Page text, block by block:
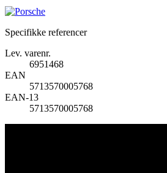
Specifikke referencer
Lev. varenr.
6951468
EAN
5713570005768
EAN-13
5713570005768